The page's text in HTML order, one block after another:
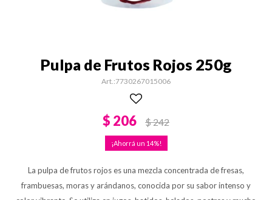
Pulpa de Frutos Rojos 250g
7730267015006
$ 206 $242
14
La pulpa de frutos rojos es una mezcla concentrada de fresas,
frambuesas, moras y arándanos, conocida por su sabor intenso y